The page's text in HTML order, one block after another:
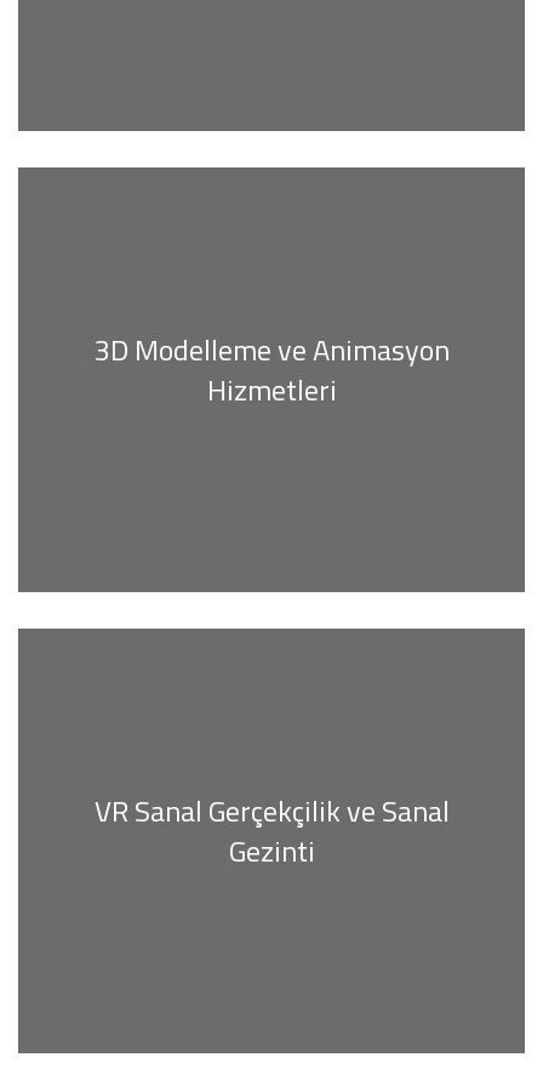
3D Modelleme ve Animasyon
Hizmetleri
VR Sanal Gerçekçilik ve Sanal
Gezinti